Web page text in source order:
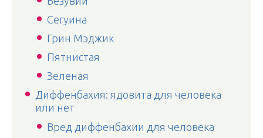
Сегуина
Грин Мэджик
Пятнистая
Зеленая
Диффенбахия: ядовита для человека
или нет
Вред диффенбахии для человека